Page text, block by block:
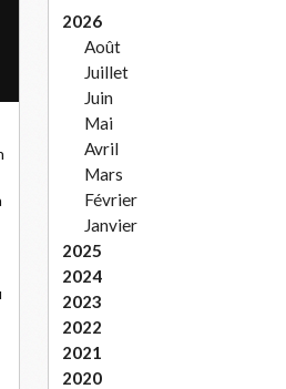
2026
Août
Juillet
Juin
Mai
Avril
Mars
Février
Janvier
2025
2024
2023
2022
2021
2020